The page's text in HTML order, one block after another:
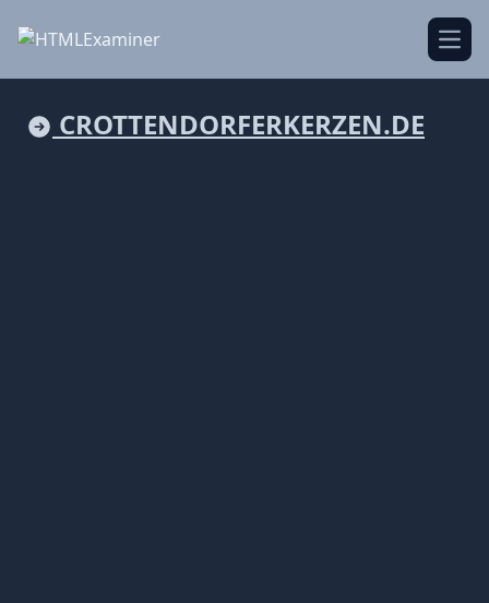
CROTTENDORFERKERZEN.DE